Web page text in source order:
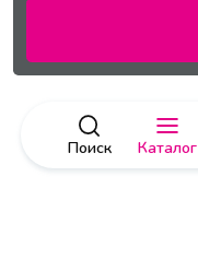
Поиск Каталог